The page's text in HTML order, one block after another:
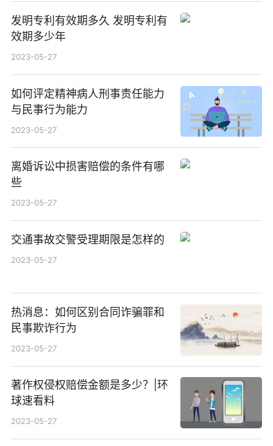
发明专利有效期多久 发明专利有
效期多少年
2023-05-27
如何评定精神病人刑事责任能力
与民事行为能力
2023-05-27
离婚诉讼中损害赔偿的条件有哪
些
2023-05-27
交通事故交警受理期限是怎样的
2023-05-27
热消息：如何区别合同诈骗罪和
民事欺诈行为
2023-05-27
著作权侵权赔偿金额是多少？|环
球速看料
2023-05-27